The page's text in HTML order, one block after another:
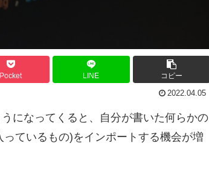
Pocket LINE コピー
2022.04.05
になってくると、自分が書いた何らかの
ているもの)をインポートする機会が増